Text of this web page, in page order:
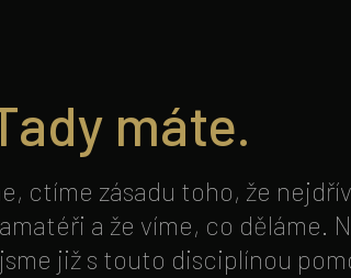
máte.
ctíme zásadu toho, že
a že víme, co
již s touto disciplínou